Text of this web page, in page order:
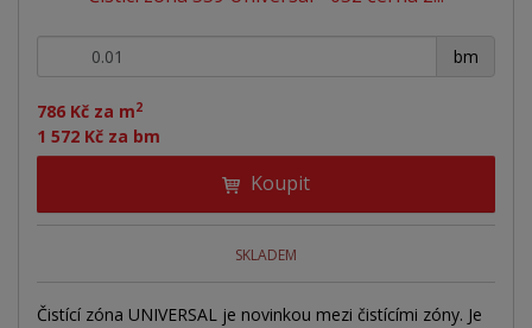
786 Kč za m2
1 572 Kč za bm
bm
+ -
Koupit
SKLADEM
Čistící zóna UNIVERSAL je novinkou mezi čistícími zóny. Je